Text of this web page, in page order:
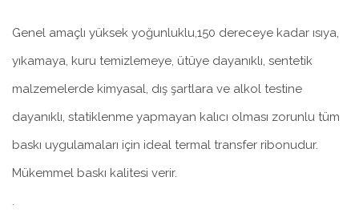
Genel amaçlı yüksek yoğunluklu,150 dereceye kadar ısıya,
yıkamaya, kuru temizlemeye, ütüye dayanıklı, sentetik
malzemelerde kimyasal, dış şartlara ve alkol testine
dayanıklı, statiklenme yapmayan kalıcı olması zorunlu tüm
baskı uygulamaları için ideal termal transfer ribonudur.
Mükemmel baskı kalitesi verir.
.